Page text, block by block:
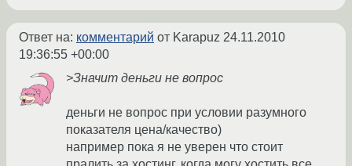
Ответ на: комментарий от Karapuz 24.11.2010
19:36:55 +00:00
>Значит деньги не вопрос
деньги не вопрос при условии разумного
показателя цена/качество)
например пока я не уверен что стоит